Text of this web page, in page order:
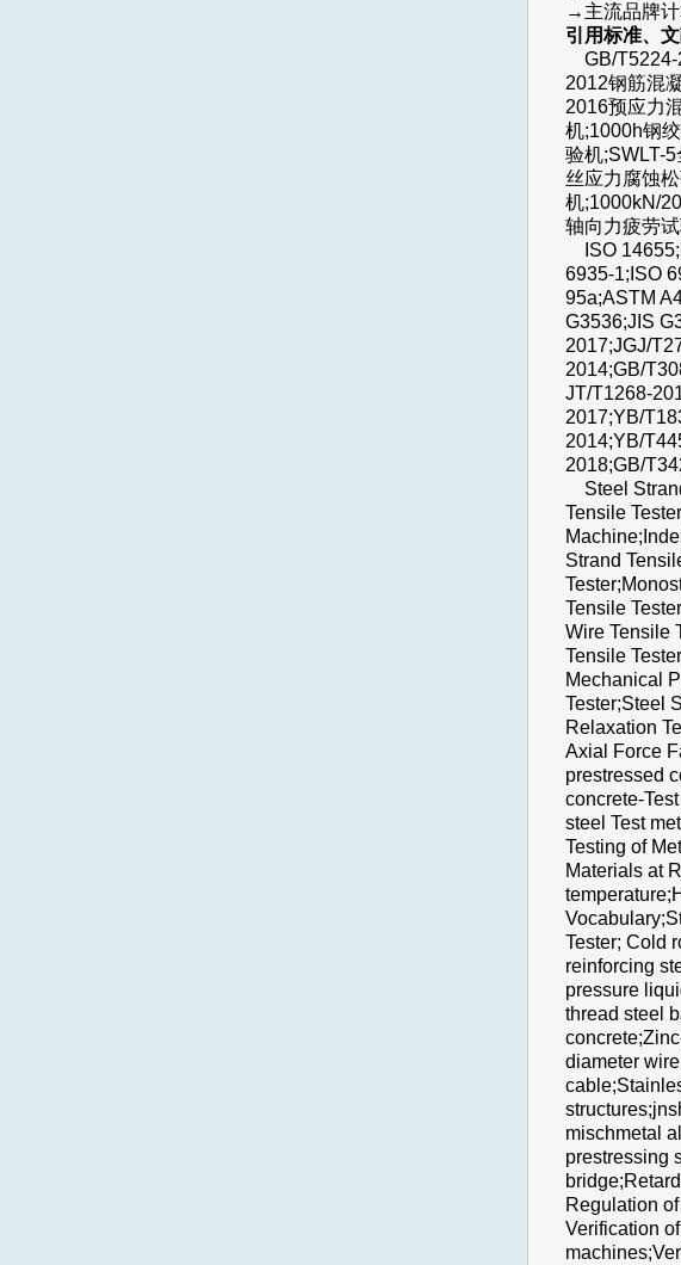
→主流品牌计
引用标准、
GB/T5224-
2012钢筋混
2016预应力
机;1000h钢
验机;SWLT-
丝应力腐蚀
机;1000kN/
轴向力疲劳
ISO
6935-1;ISO
95a;ASTM
G3536;JIS
2017;JGJ/
2014;GB/
JT/T1268-
2017;YB/
2014;YB/
2018;GB/
Steel
Tensile
Strand
Tensile
Wire Tensile
Tensile
Mechanical
Tester;Steel
Relaxation
Axial Force
prestressed
concrete-
steel Test
Testing of
Materials at
Tester; Cold
reinforcing
pressure
thread steel
diameter
mischmetal
prestressing
Regulation
Verification